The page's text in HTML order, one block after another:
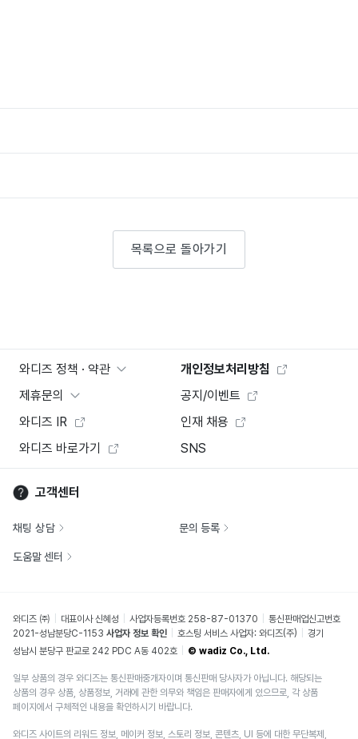
목록으로 돌아가기
와디즈 정책 · 약관
개인정보처리방침
제휴문의
공지/이벤트
와디즈 IR
인재 채용
와디즈 바로가기
SNS
고객센터
채팅 상담 문의 등록
도움말 센터
와디즈 ㈜ 대표이사 신혜성 사업자등록번호 258-87-01370
통신판매업신고번호
2021-성남분당C-1153 사업자 정보 확인 호스팅 서비스 사업자: 와디즈(주)
경기
성남시 분당구 판교로 242 PDC A동 402호
© wadiz Co., Ltd.
일부 상품의 경우 와디즈는 통신판매중개자이며 통신판매 당사자가 아닙니다. 해당되는
상품의 경우 상품, 상품정보, 거래에 관한 의무와 책임은 판매자에게 있으므로, 각 상품
페이지에서 구체적인 내용을 확인하시기 바랍니다.
와디즈 사이트의 리워드 정보, 메이커 정보, 스토리 정보, 콘텐츠, UI 등에 대한 무단복제,